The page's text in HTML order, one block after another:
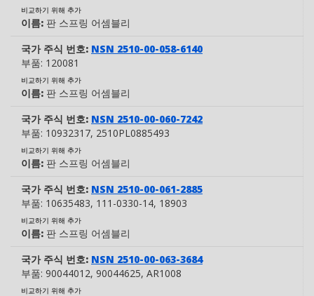
비교하기 위해 추가
이름: 판 스프링 어셈블리
국가 주식 번호: NSN 2510-00-058-6140
부품: 120081
비교하기 위해 추가
이름: 판 스프링 어셈블리
국가 주식 번호: NSN 2510-00-060-7242
부품: 10932317, 2510PL0885493
비교하기 위해 추가
이름: 판 스프링 어셈블리
국가 주식 번호: NSN 2510-00-061-2885
부품: 10635483, 111-0330-14, 18903
비교하기 위해 추가
이름: 판 스프링 어셈블리
국가 주식 번호: NSN 2510-00-063-3684
부품: 90044012, 90044625, AR1008
비교하기 위해 추가